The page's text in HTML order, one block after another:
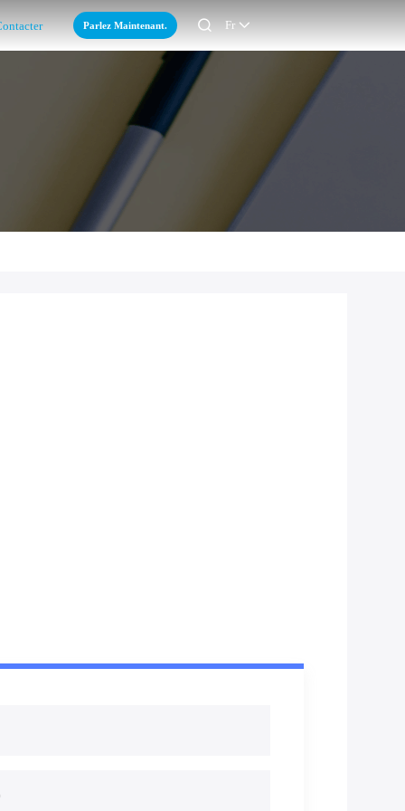
Parlez Maintenant.  Fr